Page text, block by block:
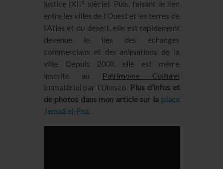
justice (XII e siècle). Puis, faisant le lien
entre les villes de l’Ouest et les terres de
l’Atlas et du désert, elle est rapidement
devenue le lieu des échanges
commerciaux et des animations de la
ville. Depuis 2008, elle est même
inscrite au
Patrimoine Culturel
Immatériel par l’Unesco. Plus d’infos et
de photos dans mon article sur la place
Jemaâ el-Fna.